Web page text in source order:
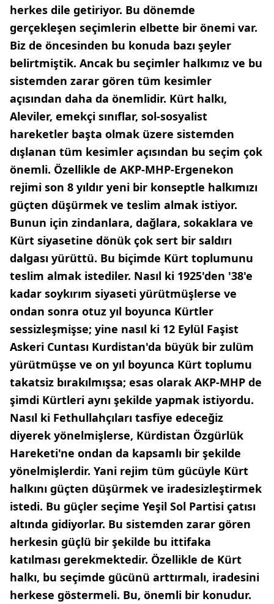
herkes dile getiriyor. Bu dönemde
gerçekleşen seçimlerin elbette bir önemi var.
Biz de öncesinden bu konuda bazı şeyler
belirtmiştik. Ancak bu seçimler halkımız ve bu
sistemden zarar gören tüm kesimler
açısından daha da önemlidir. Kürt halkı,
Aleviler, emekçi sınıflar, sol-sosyalist
hareketler başta olmak üzere sistemden
dışlanan tüm kesimler açısından bu seçim çok
önemli. Özellikle de AKP-MHP-Ergenekon
rejimi son 8 yıldır yeni bir konseptle halkımızı
güçten düşürmek ve teslim almak istiyor.
Bunun için zindanlara, dağlara, sokaklara ve
Kürt siyasetine dönük çok sert bir saldırı
dalgası yürüttü. Bu biçimde Kürt toplumunu
teslim almak istediler. Nasıl ki 1925'den '38'e
kadar soykırım siyaseti yürütmüşlerse ve
ondan sonra otuz yıl boyunca Kürtler
sessizleşmişse; yine nasıl ki 12 Eylül Faşist
Askeri Cuntası Kurdistan'da büyük bir zulüm
yürütmüşse ve on yıl boyunca Kürt toplumu
takatsiz bırakılmışsa; esas olarak AKP-MHP de
şimdi Kürtleri aynı şekilde yapmak istiyordu.
Nasıl ki Fethullahçıları tasfiye edeceğiz
diyerek yönelmişlerse, Kürdistan Özgürlük
Hareketi'ne ondan da kapsamlı bir şekilde
yönelmişlerdir. Yani rejim tüm gücüyle Kürt
halkını güçten düşürmek ve iradesizleştirmek
istedi. Bu güçler seçime Yeşil Sol Partisi çatısı
altında gidiyorlar. Bu sistemden zarar gören
herkesin güçlü bir şekilde bu ittifaka
katılması gerekmektedir. Özellikle de Kürt
halkı, bu seçimde gücünü arttırmalı, iradesini
herkese göstermeli. Bu, önemli bir konudur.